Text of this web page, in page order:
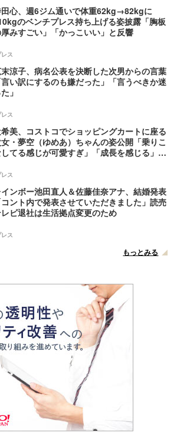
心、週6ジム通いで体重62kg→82kgに
のベンチプレス持ち上げる姿披露「胸板
みすごい」「かっこいい」と反響
ス
涼子、病名公表を決断した次男からの言葉
言い訳にするのも嫌だった」「言うべきか迷
」
ス
美、コストコでショッピングカートに座る
・夢空（ゆめあ）ちゃんの姿公開「乗りこ
てる感じが可愛すぎ」「成長を感じる」の
ス
インボー池田直人＆佐藤佳奈アナ、結婚発表
コント内で発表させていただきました」読売
ビ退社は生活拠点変更のため
ス
もっとみる